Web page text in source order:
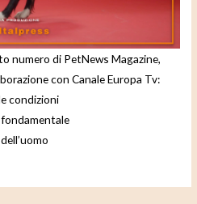
e
o
numero di PetNews Magazine,
con Canale Europa Tv:
condizioni
fondamentale